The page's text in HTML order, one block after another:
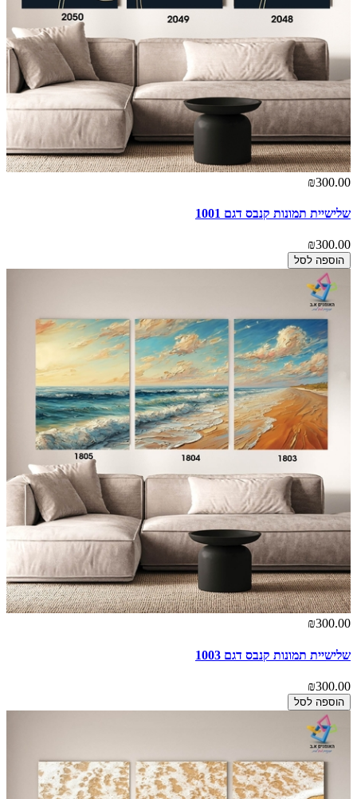
₪300.00
שלישיית תמונות קנבס דגם 1001
₪300.00
הוספה לסל
₪300.00
שלישיית תמונות קנבס דגם 1003
₪300.00
הוספה לסל